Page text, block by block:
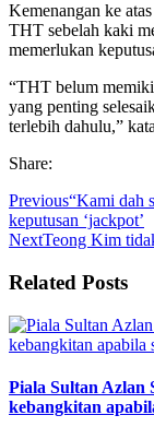
Kemenangan ke
THT sebelah kaki
memerlukan
“THT belum
yang penting
terlebih dahulu,”
Share:
Previous“Kami dah
keputusan ‘jackpot’
NextTeong Kim
Related Posts
Piala Sultan Azlan
kebangkitan